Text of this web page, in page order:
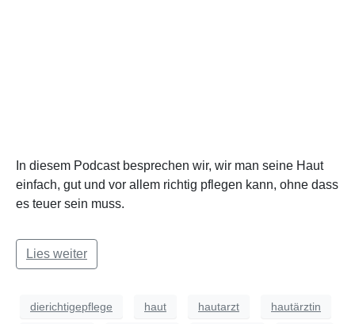
In diesem Podcast besprechen wir, wir man seine Haut
einfach, gut und vor allem richtig pflegen kann, ohne dass
es teuer sein muss.
Lies weiter
dierichtigepflege haut hautarzt hautärztin